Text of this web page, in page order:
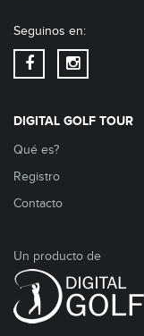
Seguinos en:
DIGITAL GOLF TOUR
Qué es?
Registro
Contacto
Un producto de